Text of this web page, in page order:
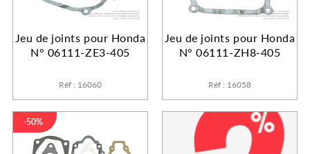
Jeu de joints pour Honda
N° 06111-ZE3-405
Réf : 16060
Jeu de joints pour Honda
N° 06111-ZH8-405
Réf : 16058
-50%